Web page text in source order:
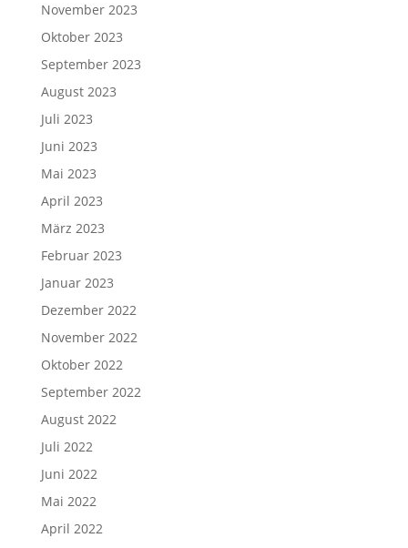
November 2023
Oktober 2023
September 2023
August 2023
Juli 2023
Juni 2023
Mai 2023
April 2023
März 2023
Februar 2023
Januar 2023
Dezember 2022
November 2022
Oktober 2022
September 2022
August 2022
Juli 2022
Juni 2022
Mai 2022
April 2022